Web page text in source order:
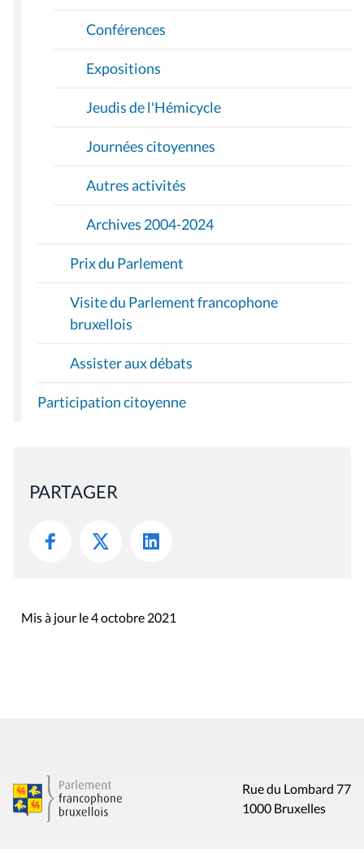
Conférences
Expositions
Jeudis de l'Hémicycle
Journées citoyennes
Autres activités
Archives 2004-2024
Prix du Parlement
Visite du Parlement francophone
bruxellois
Assister aux débats
Participation citoyenne
PARTAGER
Mis à jour le 4 octobre 2021
Rue du Lombard 77
1000 Bruxelles